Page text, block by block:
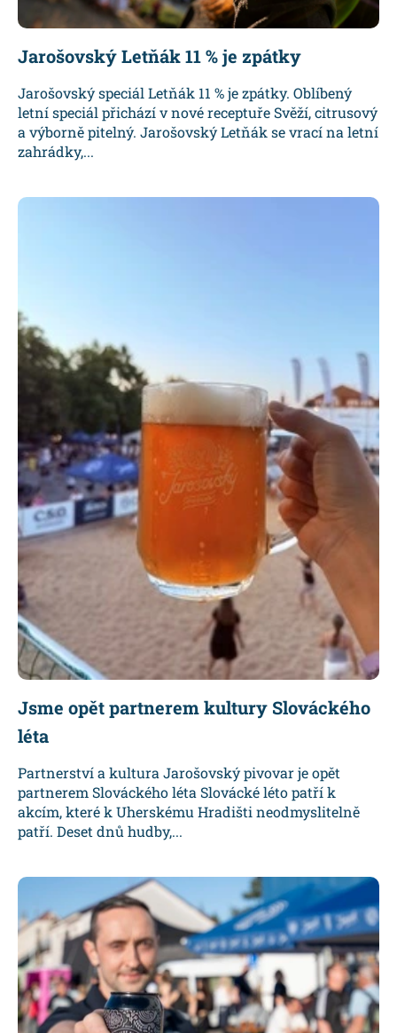
Jarošovský Letňák 11 % je zpátky
Jarošovský speciál Letňák 11 % je zpátky. Oblíbený
letní speciál přichází v nové receptuře Svěží, citrusový
a výborně pitelný. Jarošovský Letňák se vrací na letní
zahrádky,...
Jsme opět partnerem kultury Slováckého
léta
Partnerství a kultura Jarošovský pivovar je opět
partnerem Slováckého léta Slovácké léto patří k
akcím, které k Uherskému Hradišti neodmyslitelně
patří. Deset dnů hudby,...